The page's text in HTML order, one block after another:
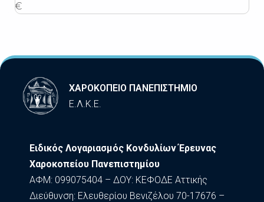
€
ΧΑΡΟΚΟΠΕΙΟ ΠΑΝΕΠΙΣΤΗΜΙΟ
Ε.Λ.Κ.Ε.
Ειδικός Λογαριασμός Κονδυλίων Έρευνας
Χαροκοπείου Πανεπιστημίου
ΑΦΜ: 099075404 – ΔΟΥ: ΚΕΦΟΔΕ Αττικής
Διεύθυνση: Ελευθερίου Βενιζέλου 70-17676 –